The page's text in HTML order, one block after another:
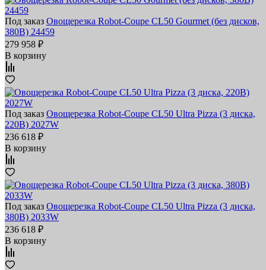
Под заказ Овощерезка Robot-Coupe CL50 Gourmet (без дисков,
380В) 24459
279 958 ₽
В корзину
Под заказ Овощерезка Robot-Coupe CL50 Ultra Pizza (3 диска,
220В) 2027W
236 618 ₽
В корзину
Под заказ Овощерезка Robot-Coupe CL50 Ultra Pizza (3 диска,
380В) 2033W
236 618 ₽
В корзину